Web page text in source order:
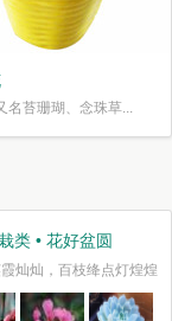
名苔珊瑚、念珠草...
类 • 花好盆圆
灿灿，百枝绛点灯煌煌